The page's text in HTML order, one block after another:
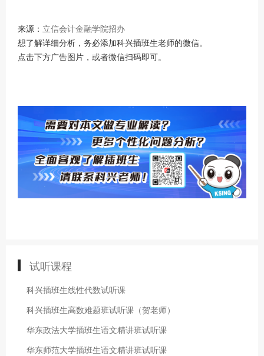
来源： 立信会计金融学院招办
想了解详细分析，务必添加科兴插班生老师的微信。
点击下方广告图片，或者微信扫码即可。
试听课程
科兴插班生线性代数试听课
科兴插班生高数难题班试听课（贺老师）
华东政法大学插班生语文精讲班试听课
华东师范大学插班生语文精讲班试听课